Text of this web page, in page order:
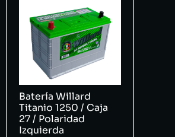
Batería Willard
Titanio 1250 / Caja
27 / Polaridad
Izquierda